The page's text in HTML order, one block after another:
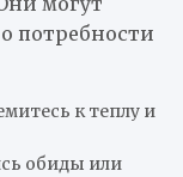
потребности
к теплу и
обиды или